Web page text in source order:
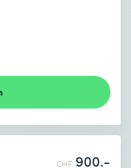
CHF 900.-